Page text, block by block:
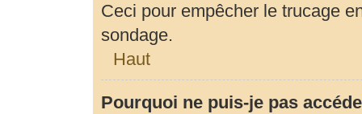
Ceci pour empêcher le trucage
sondage.
Haut
Pourquoi ne puis-je pas